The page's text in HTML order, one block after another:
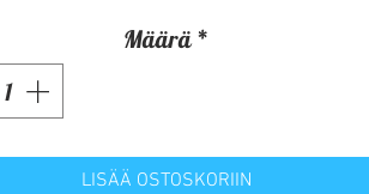
Määrä *
LISÄÄ OSTOSKORIIN